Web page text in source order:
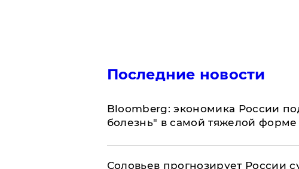
Последние новости
Bloomberg: экономика России
болезнь" в самой тяжелой форме
Соловьев прогнозирует России